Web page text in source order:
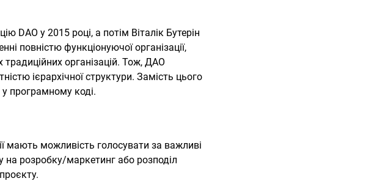
DAO у 2015 році, а потім Віталік Бутерін
повністю функціонуючої організації,
організацій. Тож, ДАО
ієрархічної структури. Замість цього
програмному коді.
мають можливість голосувати за важливі
на розробку/маркетинг або розподіл